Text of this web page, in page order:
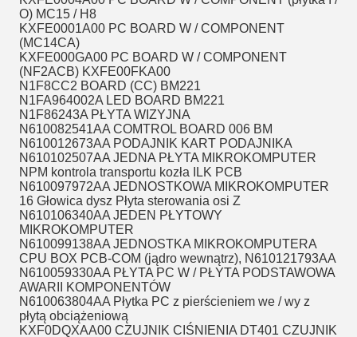
O) MC15 / H8
KXFE0001A00 PC BOARD W / COMPONENT
(MC14CA)
KXFE000GA00 PC BOARD W / COMPONENT
(NF2ACB) KXFE00FKA00
N1F8CC2 BOARD (CC) BM221
N1FA964002A LED BOARD BM221
N1F86243A PŁYTA WIZYJNA
N610082541AA COMTROL BOARD 006 BM
N610012673AA PODAJNIK KART PODAJNIKA
N610102507AA JEDNA PŁYTA MIKROKOMPUTER
NPM kontrola transportu kozła ILK PCB
N610097972AA JEDNOSTKOWA MIKROKOMPUTER
16 Głowica dysz Płyta sterowania osi Z
N610106340AA JEDEN PŁYTOWY
MIKROKOMPUTER
N610099138AA JEDNOSTKA MIKROKOMPUTERA
CPU BOX PCB-COM (jądro wewnątrz), N610121793AA
N610059330AA PŁYTA PC W / PŁYTA PODSTAWOWA
AWARII KOMPONENTÓW
N610063804AA Płytka PC z pierścieniem we / wy z
płytą obciążeniową
KXF0DQXAA00 CZUJNIK CIŚNIENIA DT401 CZUJNIK